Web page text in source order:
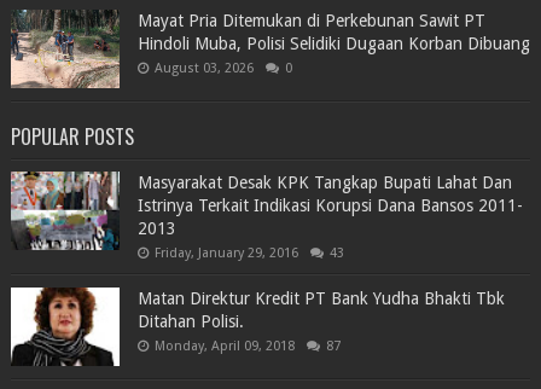
Mayat Pria Ditemukan di Perkebunan Sawit PT
Hindoli Muba, Polisi Selidiki Dugaan Korban Dibuang
August 03, 2026 0
POPULAR POSTS
Masyarakat Desak KPK Tangkap Bupati Lahat Dan
Istrinya Terkait Indikasi Korupsi Dana Bansos 2011-
2013
Friday, January 29, 2016 43
Matan Direktur Kredit PT Bank Yudha Bhakti Tbk
Ditahan Polisi.
Monday, April 09, 2018 87